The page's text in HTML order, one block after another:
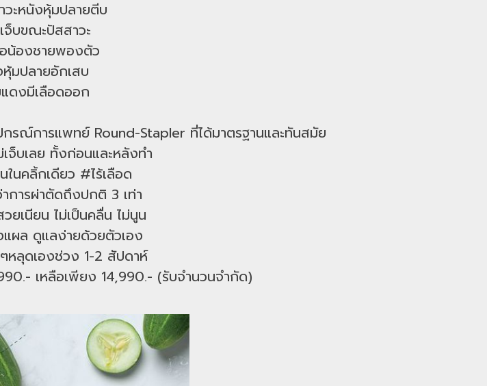
วะหนังหุ้มปลายตีบ
จ็บขณะปัสสาวะ
อน้องชายพองตัว
มปลายอักเสบ
ดงมีเลือดออก
รณ์การแพทย์ Round-Stapler ที่ได้มาตรฐานและทันสมัย
จ็บเลย ทั้งก่อนและหลังทำ
ในคลิ้กเดียว #ไร้เลือด
การผ่าตัดถึงปกติ 3 เท่า
ยเนียน ไม่เป็นคลื่น ไม่นูน
ผล ดูแลง่ายด้วยตัวเอง
ลุดเองช่วง 1-2 สัปดาห์
เหลือเพียง 14,990.- (รับจำนวนจำกัด)